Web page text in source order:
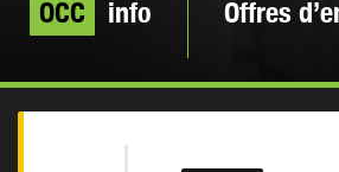
OCC info Offres